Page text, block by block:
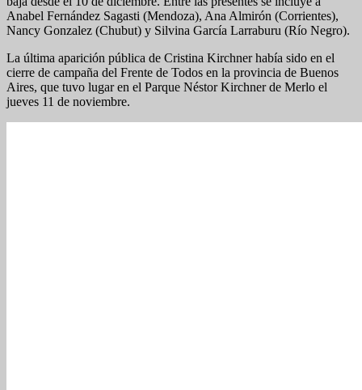
Anabel Fernández Sagasti (Mendoza), Ana Almirón (Corrientes),
Nancy Gonzalez (Chubut) y Silvina García Larraburu (Río Negro).
La última aparición pública de Cristina Kirchner había sido en el
cierre de campaña del Frente de Todos en la provincia de Buenos
Aires, que tuvo lugar en el Parque Néstor Kirchner de Merlo el
jueves 11 de noviembre.